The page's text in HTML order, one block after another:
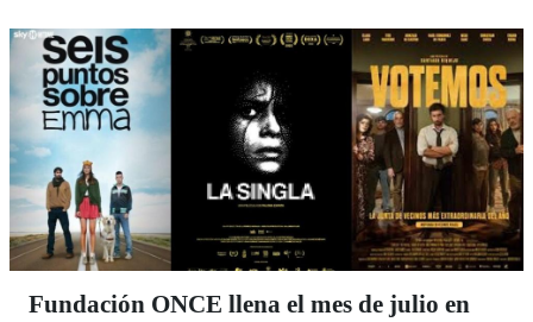
Fundación ONCE llena el mes de julio en